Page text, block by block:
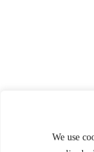
We use